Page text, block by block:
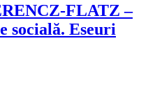
FLATZ –
socială. Eseuri